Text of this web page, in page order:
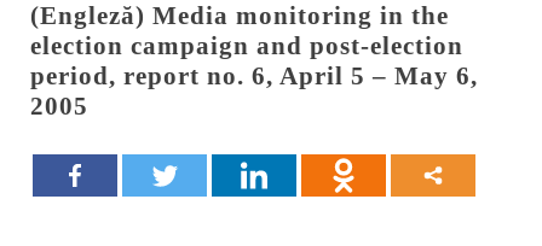
(Engleză) Media monitoring in the
election campaign and post-election
period, report no. 6, April 5 – May 6,
2005